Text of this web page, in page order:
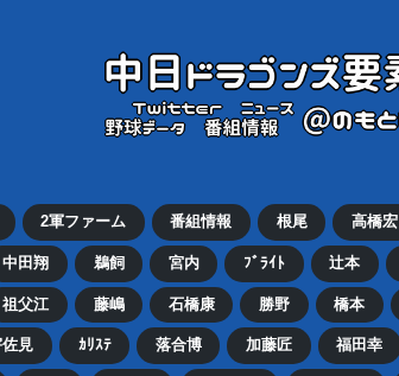
2軍ファーム 番組情報 根尾 高橋宏
中田翔 鵜飼 宮内 ﾌﾞﾗｲﾄ 辻本
祖父江 藤嶋 石橋康 勝野 橋本
見 ｶﾘｽﾃ 落合博 加藤匠 福田幸